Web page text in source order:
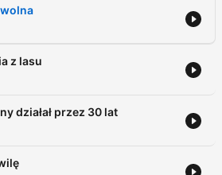
wolna
z lasu
działał przez 30 lat